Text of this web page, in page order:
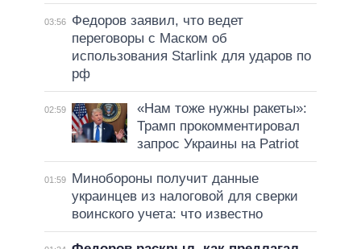
03:56
Федоров заявил, что ведет
переговоры с Маском об
использования Starlink для ударов по
рф
02:59
«Нам тоже нужны ракеты»:
Трамп прокомментировал
запрос Украины на Patriot
01:59
Минобороны получит данные
украинцев из налоговой для сверки
воинского учета: что известно